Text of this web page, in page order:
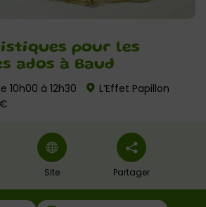
pour les
ados à Baud
10h00 à 12h30
L’Effet Papillon
Site Partager